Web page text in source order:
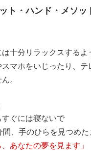
ト・ハンド・メソッ
十分リラックスするよ
マホをいじったり、テ
。
ぐには寝ないで
、手のひらを見つめた
、あなたの夢を見ます」